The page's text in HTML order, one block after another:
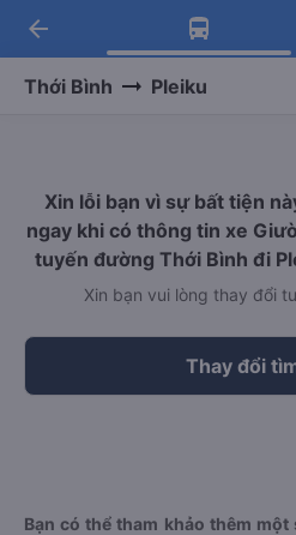
Tải app Vexere
Nhận ưu đãi thành
Tải app Vexere
-30k/ghế khi đặt vé
arrow_back
Thới Bình Pleiku
Xin lỗi bạn vì sự bất tiện
ngay khi có thông tin xe
tuyến đường Thới Bình đi
Xin bạn vui lòng thay đổi
Thay đổi
Bạn có thể tham khảo thêm